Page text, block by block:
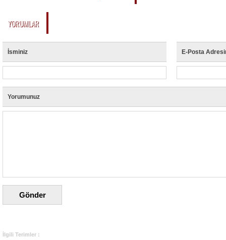
YORUMLAR
İsminiz E-Posta
Yorumunuz
İlgili Terimler :